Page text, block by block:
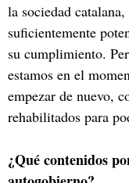
la sociedad
suficientemente
su cumplimiento.
estamos en el
empezar de nuevo,
rehabilitados para
¿Qué contenidos